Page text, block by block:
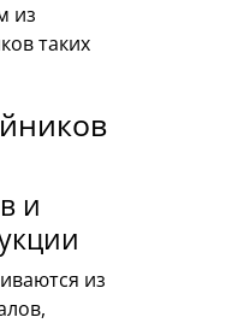
из
таких
и
из